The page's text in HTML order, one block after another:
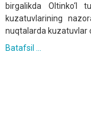
birgalikda Oltinko‘l
kuzatuvlarining
nuqtalarda kuzatuvlar
Batafsil ...